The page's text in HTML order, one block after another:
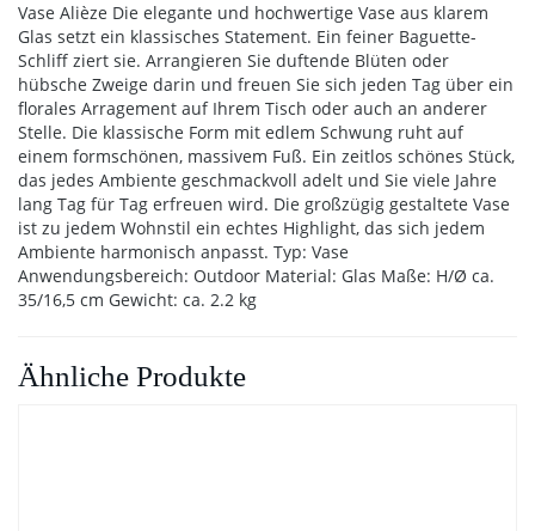
Vase Alièze Die elegante und hochwertige Vase aus klarem
Glas setzt ein klassisches Statement. Ein feiner Baguette-
Schliff ziert sie. Arrangieren Sie duftende Blüten oder
hübsche Zweige darin und freuen Sie sich jeden Tag über ein
florales Arragement auf Ihrem Tisch oder auch an anderer
Stelle. Die klassische Form mit edlem Schwung ruht auf
einem formschönen, massivem Fuß. Ein zeitlos schönes Stück,
das jedes Ambiente geschmackvoll adelt und Sie viele Jahre
lang Tag für Tag erfreuen wird. Die großzügig gestaltete Vase
ist zu jedem Wohnstil ein echtes Highlight, das sich jedem
Ambiente harmonisch anpasst. Typ: Vase
Anwendungsbereich: Outdoor Material: Glas Maße: H/Ø ca.
35/16,5 cm Gewicht: ca. 2.2 kg
Ähnliche Produkte